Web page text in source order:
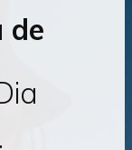
de